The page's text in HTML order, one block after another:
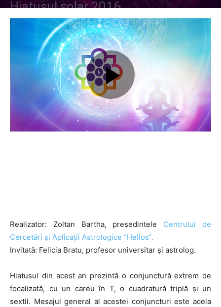
Hiatusul solar 2016
Realizator: Zoltan Bartha, preşedintele Centrului de
Cercetări şi Aplicaţii Astrologice “Helios”.
Invitată: Felicia Bratu, profesor universitar și astrolog.
Hiatusul din acest an prezintă o conjunctură extrem de
focalizată, cu un careu în T, o cuadratură triplă și un
sextil. Mesajul general al acestei conjuncturi este acela